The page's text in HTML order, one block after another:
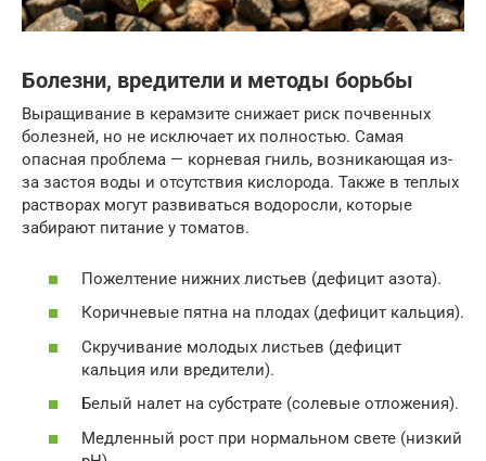
Болезни, вредители и методы борьбы
Выращивание в керамзите снижает риск почвенных
болезней, но не исключает их полностью. Самая
опасная проблема — корневая гниль, возникающая из-
за застоя воды и отсутствия кислорода. Также в теплых
растворах могут развиваться водоросли, которые
забирают питание у томатов.
Пожелтение нижних листьев (дефицит азота).
Коричневые пятна на плодах (дефицит кальция).
Скручивание молодых листьев (дефицит
кальция или вредители).
Белый налет на субстрате (солевые отложения).
Медленный рост при нормальном свете (низкий